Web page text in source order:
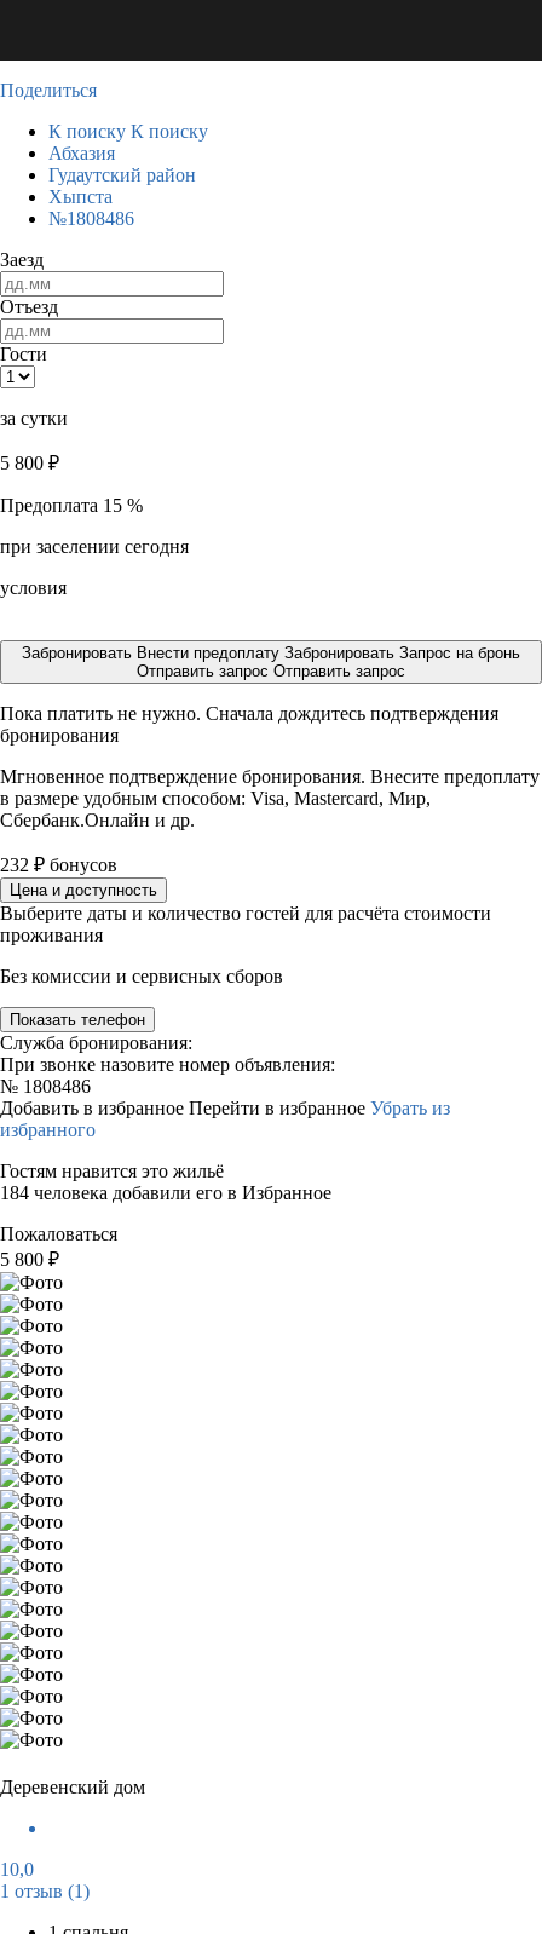
Поделиться
К поиску К поиску
Абхазия
Гудаутский район
Хыпста
№1808486
Заезд
Отъезд
Гости
за сутки
5 800 ₽
Предоплата 15 %
при заселении сегодня
условия
Забронировать Внести предоплату Забронировать Запрос на бронь
Отправить запрос Отправить запрос
Пока платить не нужно. Сначала дождитесь подтверждения
бронирования
Мгновенное подтверждение бронирования. Внесите предоплату
в размере удобным способом: Visa, Mastercard, Мир,
Сбербанк.Онлайн и др.
232 ₽ бонусов
Цена и доступность
Выберите даты и количество гостей для расчёта стоимости
проживания
Без комиссии и сервисных сборов
Показать телефон
Служба бронирования:
При звонке назовите номер объявления:
№ 1808486
Добавить в избранное Перейти в избранное Убрать из
избранного
Гостям нравится это жильё
184 человека добавили его в Избранное
Пожаловаться
5 800 ₽
Деревенский дом
10,0
1 отзыв (1)